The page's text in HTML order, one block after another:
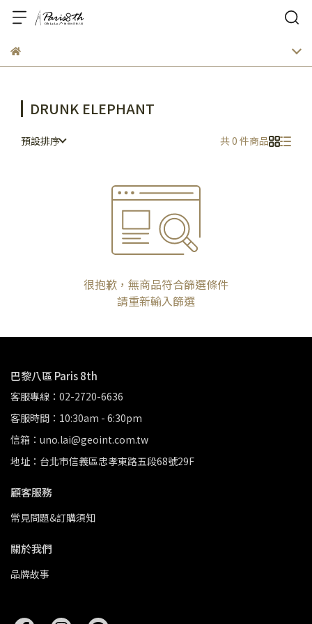
DRUNK ELEPHANT
預設排序 共 0 件商品
很抱歉，無商品符合篩選條件
請重新輸入篩選
巴黎八區 Paris 8th
客服專線：02-2720-6636
客服時間：10:30am - 6:30pm
信箱：uno.lai@geoint.com.tw
地址：台北市信義區忠孝東路五段68號29F
顧客服務
常見問題&訂購須知
關於我們
品牌故事